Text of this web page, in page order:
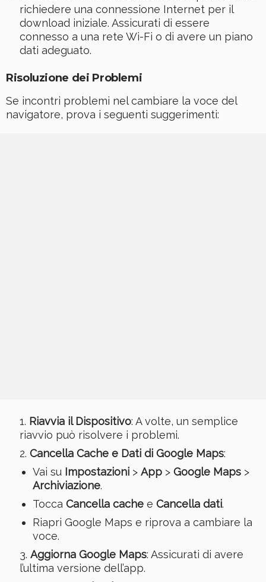
richiedere una connessione Internet per il
download iniziale. Assicurati di essere
connesso a una rete Wi-Fi o di avere un piano
dati adeguato.
Risoluzione dei Problemi
Se incontri problemi nel cambiare la voce del
navigatore, prova i seguenti suggerimenti:
Riavvia il Dispositivo: A volte, un semplice
riavvio può risolvere i problemi.
Cancella Cache e Dati di Google Maps:
Vai su Impostazioni > App > Google Maps >
Archiviazione.
Tocca Cancella cache e Cancella dati.
Riapri Google Maps e riprova a cambiare la
voce.
Aggiorna Google Maps: Assicurati di avere
l’ultima versione dell’app.